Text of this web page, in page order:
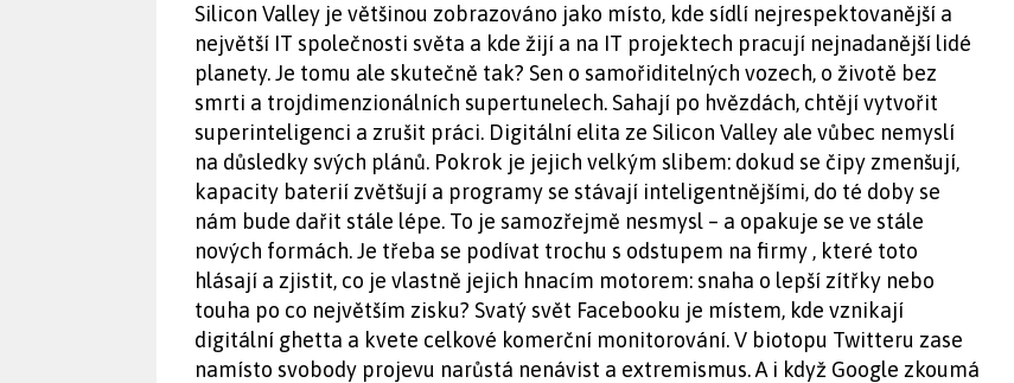
Silicon Valley je většinou zobrazováno jako místo, kde sídlí nejrespektovanější a
největší IT společnosti světa a kde žijí a na IT projektech pracují nejnadanější lidé
planety. Je tomu ale skutečně tak? Sen o samořiditelných vozech, o životě bez
smrti a trojdimenzionálních supertunelech. Sahají po hvězdách, chtějí vytvořit
superinteligenci a zrušit práci. Digitální elita ze Silicon Valley ale vůbec nemyslí
na důsledky svých plánů. Pokrok je jejich velkým slibem: dokud se čipy zmenšují,
kapacity baterií zvětšují a programy se stávají inteligentnějšími, do té doby se
nám bude dařit stále lépe. To je samozřejmě nesmysl – a opakuje se ve stále
nových formách. Je třeba se podívat trochu s odstupem na firmy , které toto
hlásají a zjistit, co je vlastně jejich hnacím motorem: snaha o lepší zítřky nebo
touha po co největším zisku? Svatý svět Facebooku je místem, kde vznikají
digitální ghetta a kvete celkové komerční monitorování. V biotopu Twitteru zase
namísto svobody projevu narůstá nenávist a extremismus. A i když Google zkoumá